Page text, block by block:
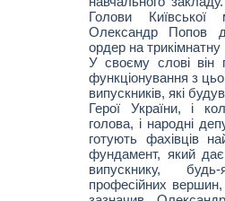
Голови Київської
Олександр Попов
ордер на трикімнатну
У своєму слові він
функціонування з
випускників, які
Герої України, і
голова, і народні
готують фахівців
фундамент, який
випускнику,
професійних